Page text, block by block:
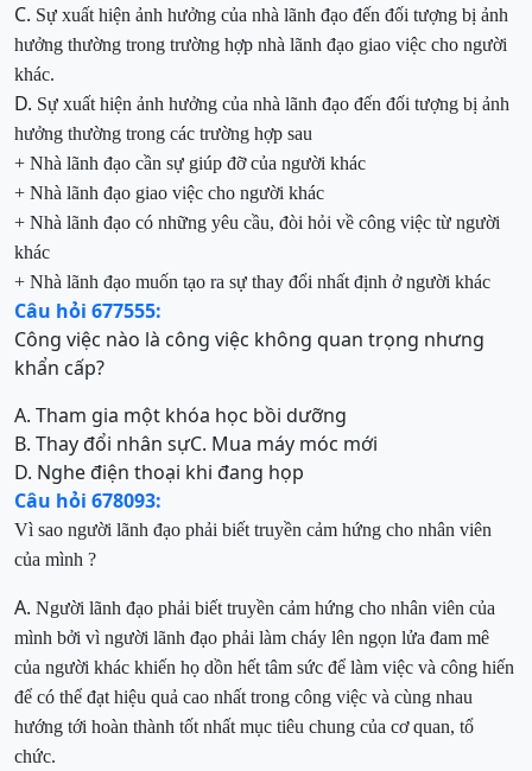
C. Sự xuất hiện ảnh hưởng của nhà lãnh đạo đến đối tượng bị ảnh
hưởng thường trong trường hợp nhà lãnh đạo giao việc cho người
khác.
D. Sự xuất hiện ảnh hưởng của nhà lãnh đạo đến đối tượng bị ảnh
hưởng thường trong các trường hợp sau
+ Nhà lãnh đạo cần sự giúp đỡ của người khác
+ Nhà lãnh đạo giao việc cho người khác
+ Nhà lãnh đạo có những yêu cầu, đòi hỏi về công việc từ người
khác
+ Nhà lãnh đạo muốn tạo ra sự thay đổi nhất định ở người khác
Câu hỏi 677555:
Công việc nào là công việc không quan trọng nhưng
khẩn cấp?
A. Tham gia một khóa học bồi dưỡng
B. Thay đổi nhân sựC. Mua máy móc mới
D. Nghe điện thoại khi đang họp
Câu hỏi 678093:
Vì sao người lãnh đạo phải biết truyền cảm hứng cho nhân viên
của mình ?
A. Người lãnh đạo phải biết truyền cảm hứng cho nhân viên của
mình bởi vì người lãnh đạo phải làm cháy lên ngọn lửa đam mê
của người khác khiến họ dồn hết tâm sức để làm việc và công hiến
để có thể đạt hiệu quả cao nhất trong công việc và cùng nhau
hướng tới hoàn thành tốt nhất mục tiêu chung của cơ quan, tổ
chức.